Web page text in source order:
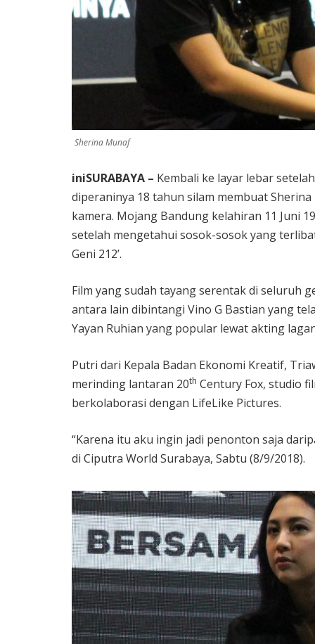
Sherina Munaf
iniSURABAYA – Kembali ke layar lebar
diperaninya 18 tahun silam membuat
kamera. Mojang Bandung kelahiran 11 Juni
setelah mengetahui sosok-sosok yang
Geni 212’.
Film yang sudah tayang serentak di seluruh
antara lain dibintangi Vino G Bastian yang
Yayan Ruhian yang popular lewat akting
Putri dari Kepala Badan Ekonomi Kreatif,
merinding lantaran 20th Century Fox, studio
berkolaborasi dengan LifeLike Pictures.
“Karena itu aku ingin jadi penonton saja
di Ciputra World Surabaya, Sabtu (8/9/2018).